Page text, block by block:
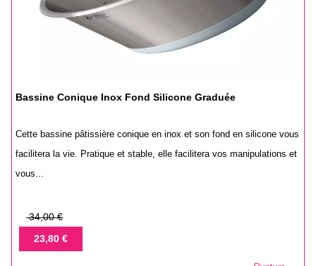
Bassine Conique Inox Fond Silicone Graduée
Cette bassine pâtissière conique en inox et son fond en silicone vous
facilitera la vie. Pratique et stable, elle facilitera vos manipulations et
vous...
Prix
base
34,00 €
Prix23,80 €